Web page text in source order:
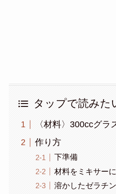
タップで読みた
〈材料〉300ccグラ
作り方
下準備
材料をミキサー
溶かしたゼラチ